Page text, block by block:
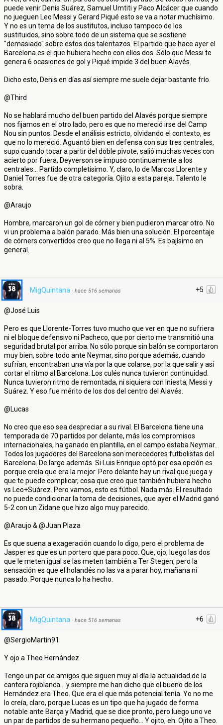
puede venir Denis Suárez, Samuel Umtiti y Paco Alcácer que cuando
no jueguen Leo Messi y Gerard Piqué esto se va a notar muchísimo.
Y no es un tema de los sustitutos, incluso tampoco de los
sustituidos, sino sobre todo de un sistema que se sostiene
"demasiado" sobre estos dos talentazos. El partido que hace ayer el
Barcelona es el que hubiera hecho con ellos dos. Sólo que Messi te
genera 6 ocasiones de gol y Piqué impide 3 del buen Alavés.
Dicho esto, Denis en días así siempre me suele dejar bastante frío.
@Third
No se hablará mucho del buen partido del Alavés porque siempre
nos fijamos en el otro lado, pero es que no mereció irse del Camp
Nou sin puntos. Desde el análisis estricto, olvidando el contexto, es
que no lo mereció. Aguantó bien en defensa con sus tres centrales,
supo cuando tocar a partir del doble pivote, salió muchas veces con
acierto por fuera, Deyverson se impuso continuamente a los
centrales... Partido completísimo. Y, claro, lo de Marcos Llorente y
Daniel Torres fue de otra categoría. Ojito a esta pareja. Talento le
sobra.
@Araujo
Hombre, marcaron un gol de córner y bien pudieron marcar otro. No
vi un problema a balón parado. Más bien una solución. El porcentaje
de córners convertidos creo que no llega ni al 5%. Es bajísimo en
general.
+5
MigQuintana · hace 516 semanas
@José Luis
Pero es que Llorente-Torres tuvo mucho que ver en que no sufriera
ni el bloque defensivo ni Pacheco, que por cierto me transmitió una
seguridad brutal por arriba. No sólo porque sin balón se comportaron
muy bien, sobre todo ante Neymar, sino porque además, cuando
sufrían, encontraban una vía por la que colarse, por la que salir y así
cortar el ritmo al Barcelona. Los culés nunca tuvieron continuidad.
Nunca tuvieron ritmo de remontada, ni siquiera con Iniesta, Messi y
Suárez. Y eso fue mérito de los dos del centro del Alavés.
@Lucas
No creo que eso sea despreciar a su rival. El Barcelona tiene una
temporada de 70 partidos por delante, más los compromisos
internacionales, ha ganado en plantilla, en el campo estaba Neymar...
Todos los jugadores del Barcelona son merecedores futbolistas del
Barcelona. De largo además. Si Luis Enrique optó por esa opción es
porque creía que era la mejor. Pero delante hay un rival que juega y
que te puede complicar, cosa que creo que también hubiera hecho
vs Leo+Suárez. Pero vamos, esto es fútbol. Nada más. El resultado
no puede condicionar la toma de decisiones, que ayer el Madrid ganó
5-2 con un Zidane que hizo algo muy parecido.
@Araujo & @Juan Plaza
Es que suena a exageración cuando lo digo, pero el problema de
Jasper es que es un portero que para poco. Que, ojo, luego las dos
que le meten igual se las meten también a Ter Stegen, pero la
sensación es que el holandés no las va a parar hoy, mañana ni
pasado. Porque nunca lo ha hecho.
+6
MigQuintana · hace 516 semanas
@SergioMartin91
Y ojo a Theo Hernández.
Tengo un par de amigos que siguen muy al día la actualidad de la
cantera rojiblanca... y siempre me han dicho que el bueno de los
Hernández era Theo. Que era el que más potencial tenía. Yo no me
lo creía, claro, porque Lucas es un tipo que ha jugado de forma
notable ante Barça y Madrid, que se dice pronto, pero luego uno ve
un par de partidos de su hermano pequeño... Y ojito, eh. Ojito a Theo.